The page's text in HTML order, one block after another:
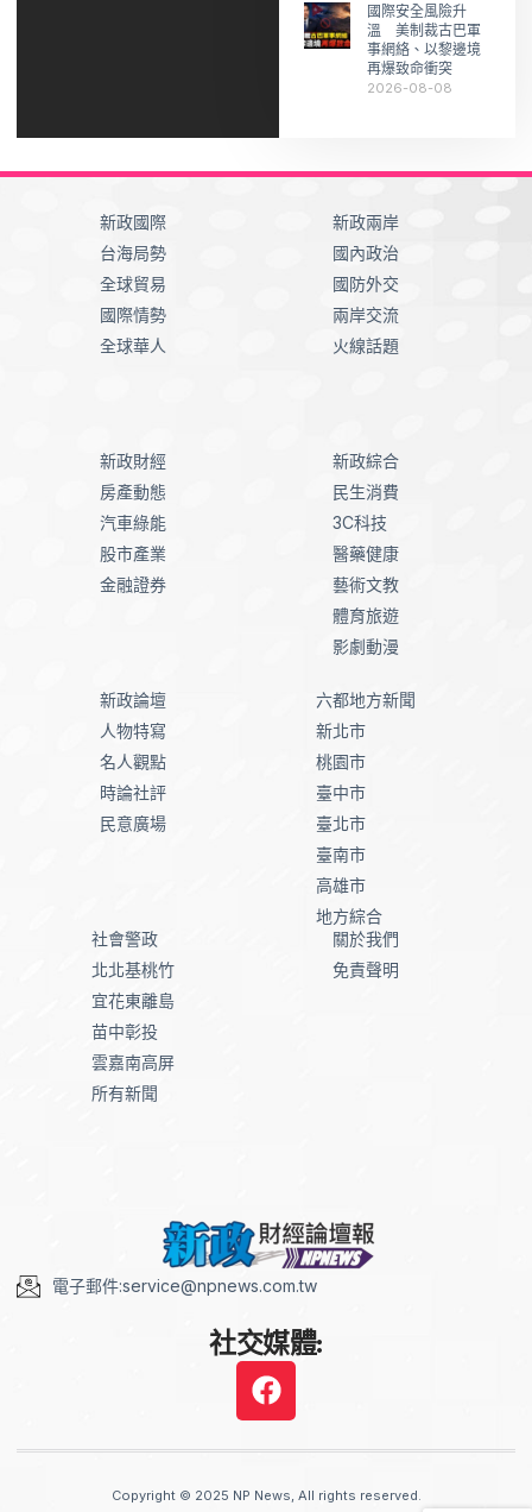
國際安全風險升
溫 美制裁古巴軍
事網絡、以黎邊境
再爆致命衝突
2026-08-08
新政國際
台海局勢
全球貿易
國際情勢
全球華人
新政兩岸
國內政治
國防外交
兩岸交流
火線話題
新政財經
房產動態
汽車綠能
股市產業
金融證券
新政綜合
民生消費
3C科技
醫藥健康
藝術文教
體育旅遊
影劇動漫
新政論壇
人物特寫
名人觀點
時論社評
民意廣場
六都地方新聞
新北市
桃園市
臺中市
臺北市
臺南市
高雄市
地方綜合
社會警政
北北基桃竹
宜花東離島
苗中彰投
雲嘉南高屏
所有新聞
關於我們
免責聲明
電子郵件:service@npnews.com.tw
社交媒體:
Copyright © 2025 NP News, All rights reserved.